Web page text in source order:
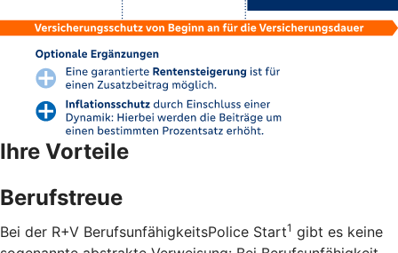
Ihre Vorteile
Berufstreue
Bei der R+V BerufsunfähigkeitsPolice Start1 gibt es keine